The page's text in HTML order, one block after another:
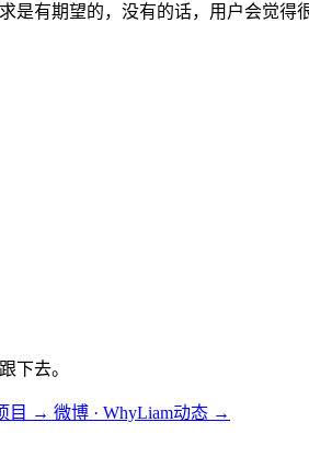
有期望的，没有的话，用户会觉
下去。
目 → 微博 · WhyLiam动态 →